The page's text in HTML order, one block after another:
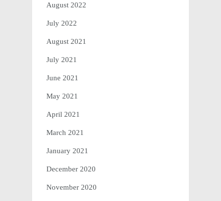
August 2022
July 2022
August 2021
July 2021
June 2021
May 2021
April 2021
March 2021
January 2021
December 2020
November 2020